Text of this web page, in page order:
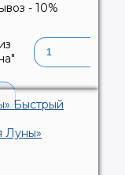
-10%
Быстрый